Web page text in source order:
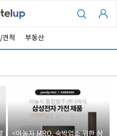
견적 부동산
<야놀자 MRO, 숙박업소 위한 삼